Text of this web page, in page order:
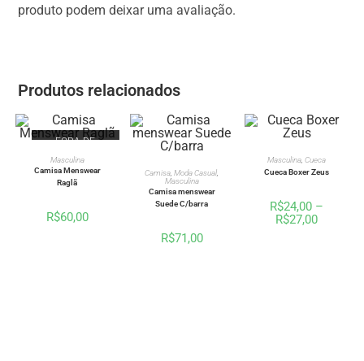
produto podem deixar uma avaliação.
Produtos relacionados
FORA DE
VER OPÇÕES
Masculina
Camisa Menswear
Raglã
R$60,00
VER OPÇÕES
Camisa,Moda Casual,
Masculina
Camisa menswear
Suede C/barra
R$71,00
VER OPÇÕES
Masculina,Cueca
Cueca Boxer Zeus
R$24,00 –
R$27,00